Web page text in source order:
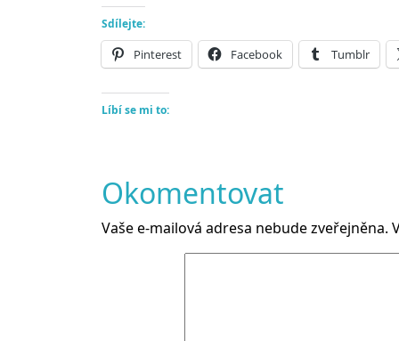
Sdílejte:
Pinterest Facebook Tumblr
Líbí se mi to:
Okomentovat
Vaše e-mailová adresa nebude zveřejněna.